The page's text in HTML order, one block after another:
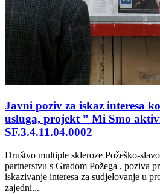
Javni poziv za iskaz interesa
usluga, projekt ” Mi Smo
SF.3.4.11.04.0002
Društvo multiple skleroze Požeško-
partnerstvu s Gradom Požega , poziva
iskazivanje interesa za sudjelovanje u
zajedni...